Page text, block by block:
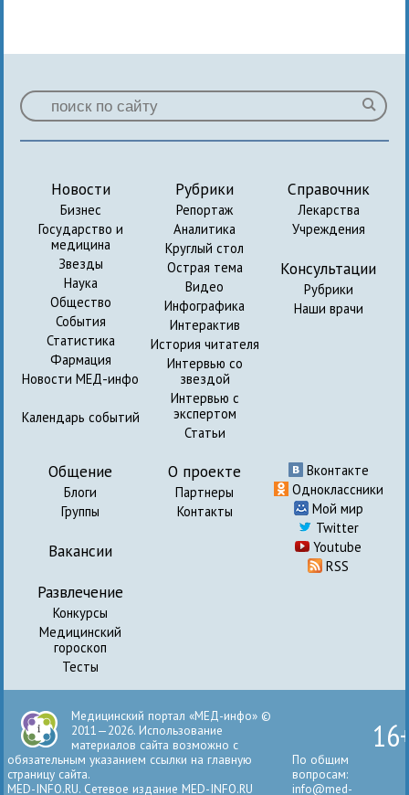
Новости
Бизнес
Государство и
медицина
Звезды
Наука
Общество
События
Статистика
Фармация
Новости МЕД-инфо
Календарь событий
Рубрики
Репортаж
Аналитика
Круглый стол
Острая тема
Видео
Инфографика
Интерактив
История читателя
Интервью со
звездой
Интервью с
экспертом
Статьи
Справочник
Лекарства
Учреждения
Консультации
Рубрики
Наши врачи
Общение
Блоги
Группы
Вакансии
Развлечение
Конкурсы
Медицинский
гороскоп
Тесты
О проекте
Партнеры
Контакты
Вконтакте
Одноклассники
Мой мир
Twitter
Youtube
RSS
Медицинский портал «МЕД-инфо» ©
2011—2026. Использование
материалов сайта возможно с
обязательным указанием ссылки на главную
страницу сайта.
MED-INFO.RU. Сетевое издание MED-INFO.RU
По общим
вопросам:
info@med-